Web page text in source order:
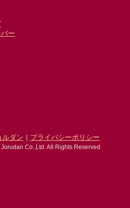
ー
ルダン ｜ プライバシーポリシー
Co.,Ltd. All Rights Reserved.